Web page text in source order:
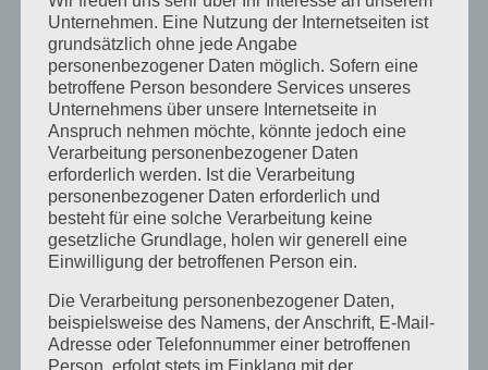
Leistungsgerechte Bezahlung Führerschein
erforderlich Bei Interesse rufen Sie uns bitte
an… Telefon (0 83 78) 94 04-0 oder senden uns
Ihre Bewerbung an jobs@gege.gmbh Geiger...
Neueste Beiträge
Glasreiniger (m/w/d)
Unternehmen. Eine Nutzung der Internetseiten ist
grundsätzlich ohne jede Angabe
personenbezogener Daten möglich. Sofern eine
betroffene Person besondere Services unseres
Unternehmens über unsere Internetseite in
Anspruch nehmen möchte, könnte jedoch eine
Verarbeitung personenbezogener Daten
erforderlich werden. Ist die Verarbeitung
personenbezogener Daten erforderlich und
besteht für eine solche Verarbeitung keine
gesetzliche Grundlage, holen wir generell eine
Einwilligung der betroffenen Person ein.
Die Verarbeitung personenbezogener Daten,
beispielsweise des Namens, der Anschrift, E-Mail-
Adresse oder Telefonnummer einer betroffenen
Person, erfolgt stets im Einklang mit der